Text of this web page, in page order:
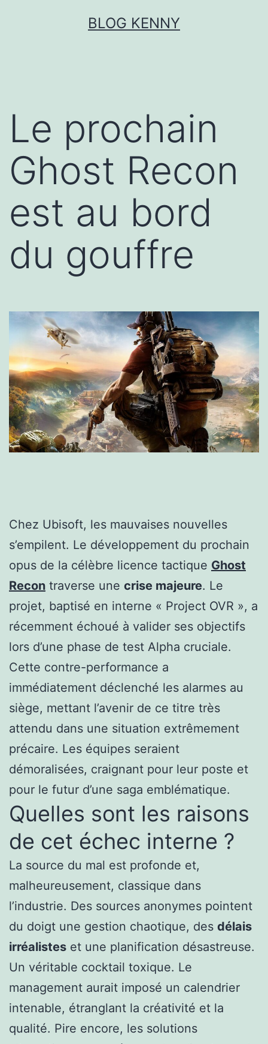
BLOG KENNY
Le prochain
Ghost Recon
est au bord
du gouffre
Chez Ubisoft, les mauvaises nouvelles
s’empilent. Le développement du prochain
opus de la célèbre licence tactique Ghost
Recon traverse une crise majeure. Le
projet, baptisé en interne « Project OVR », a
récemment échoué à valider ses objectifs
lors d’une phase de test Alpha cruciale.
Cette contre-performance a
immédiatement déclenché les alarmes au
siège, mettant l’avenir de ce titre très
attendu dans une situation extrêmement
précaire. Les équipes seraient
démoralisées, craignant pour leur poste et
pour le futur d’une saga emblématique.
Quelles sont les raisons
de cet échec interne ?
La source du mal est profonde et,
malheureusement, classique dans
l’industrie. Des sources anonymes pointent
du doigt une gestion chaotique, des délais
irréalistes et une planification désastreuse.
Un véritable cocktail toxique. Le
management aurait imposé un calendrier
intenable, étranglant la créativité et la
qualité. Pire encore, les solutions